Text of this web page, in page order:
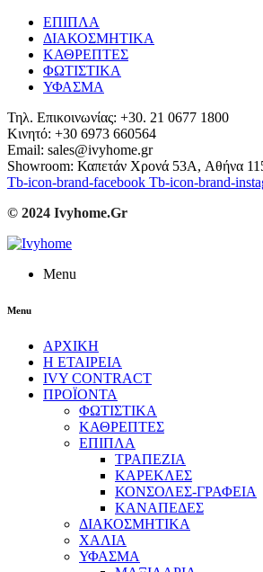
ΕΠΙΠΛΑ
ΔΙΑΚΟΣΜΗΤΙΚΑ
ΚΑΘΡΕΠΤΕΣ
ΦΩΤΙΣΤΙΚΑ
ΥΦΑΣΜΑ
Τηλ. Επικοινωνίας: +30. 21 0677 1800
Κινητό: +30 6973 660564
Email: sales@ivyhome.gr
Showroom: Καπετάν Χρονά 53A, Αθήνα
Tb-icon-brand-facebook Tb-icon-brand-
© 2024 Ivyhome.Gr
Menu
Menu
ΑΡΧΙΚΗ
Η ΕΤΑΙΡΕΙΑ
IVY CONTRACT
ΠΡΟΪΟΝΤΑ
ΦΩΤΙΣΤΙΚΑ
ΚΑΘΡΕΠΤΕΣ
ΕΠΙΠΛΑ
ΤΡΑΠΕΖΙΑ
ΚΑΡΕΚΛΕΣ
ΚΟΝΣΟΛΕΣ-ΓΡΑΦΕΙΑ
ΚΑΝΑΠΕΔΕΣ
ΔΙΑΚΟΣΜΗΤΙΚΑ
ΧΑΛΙΑ
ΥΦΑΣΜΑ